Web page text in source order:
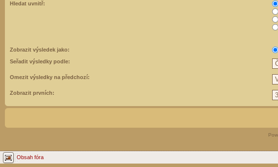
Hledat uvnitř:
Zobrazit výsledek jako:
Seřadit výsledky podle:
Omezit výsledky na předchozí:
Zobrazit prvních:
Obsah fóra